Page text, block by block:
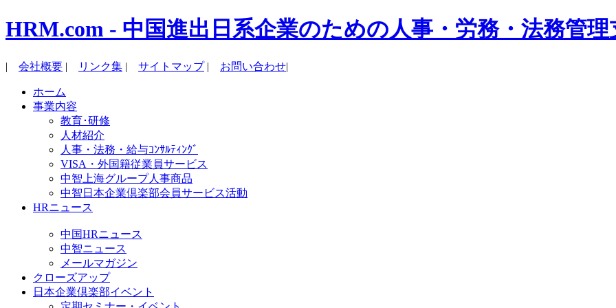
HRM.com - 中国進出日系企業のための人事・労務・法務管理
| 会社概要 | リンク集 | サイトマップ| お問い合わせ|
ホーム
事業内容
教育･研修
人材紹介
人事・法務・給与ｺﾝｻﾙﾃｨﾝｸﾞ
VISA・外国籍従業員サービス
中智上海グループ人事商品
中智日本企業倶楽部会員サービス活動
HRニュース
中国HRニュース
中智ニュース
メールマガジン
クローズアップ
日本企業倶楽部イベント